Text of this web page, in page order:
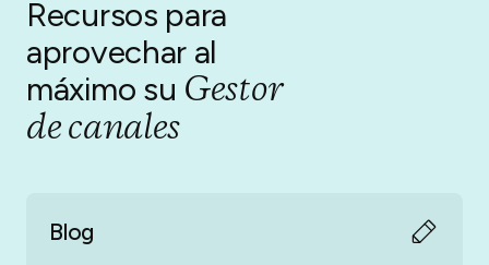
Recursos para
aprovechar al
máximo su Gestor
de canales
Blog